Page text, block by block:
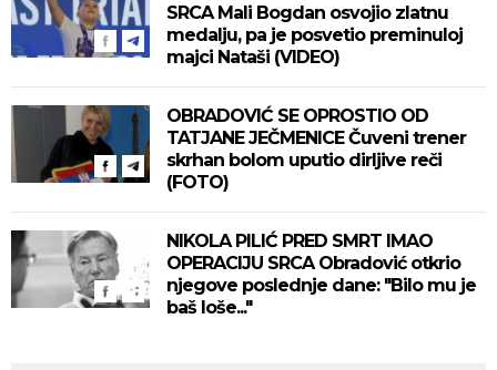
SRCA Mali Bogdan osvojio zlatnu
medalju, pa je posvetio preminuloj
majci Nataši (VIDEO)
OBRADOVIĆ SE OPROSTIO OD
TATJANE JEČMENICE Čuveni trener
skrhan bolom uputio dirljive reči
(FOTO)
NIKOLA PILIĆ PRED SMRT IMAO
OPERACIJU SRCA Obradović otkrio
njegove poslednje dane: "Bilo mu je
baš loše..."